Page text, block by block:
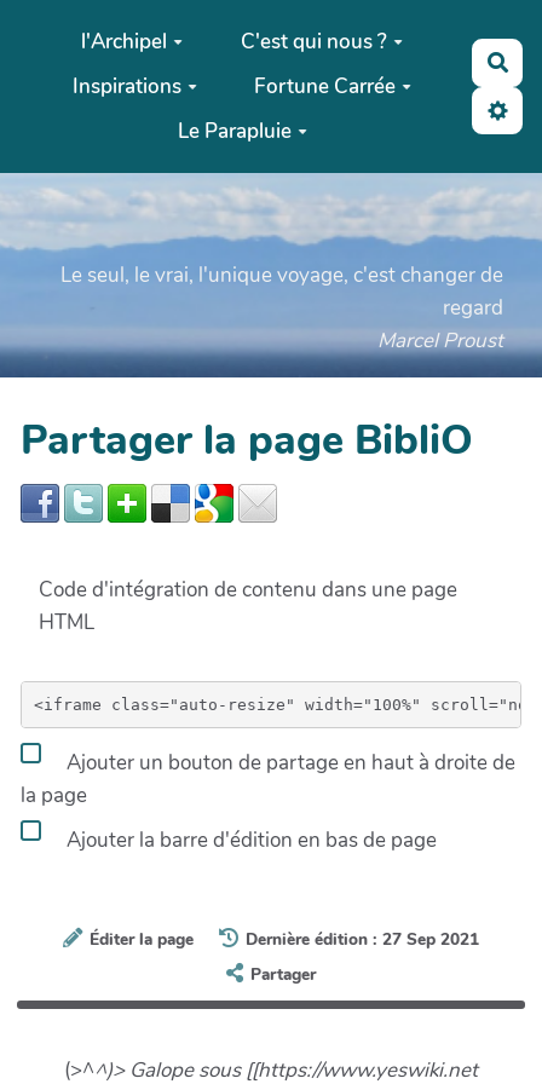
Aller au contenu principal
l'Archipel
C'est qui nous ?
Inspirations
Fortune Carrée
Le Parapluie
Le seul, le vrai, l'unique voyage, c'est changer de
regard
Marcel Proust
Partager la page BibliO
Code d'intégration de contenu dans une page
HTML
Ajouter un bouton de partage en haut à droite de
la page
Ajouter la barre d'édition en bas de page
Éditer la page
Dernière édition : 27 Sep 2021
Partager
(>^^)> Galope sous [[https://www.yeswiki.net